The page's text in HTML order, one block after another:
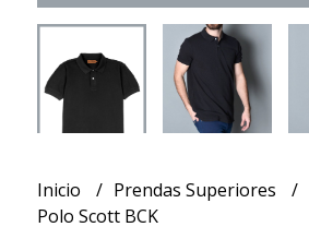
Inicio Prendas Superiores
Polo Scott BCK